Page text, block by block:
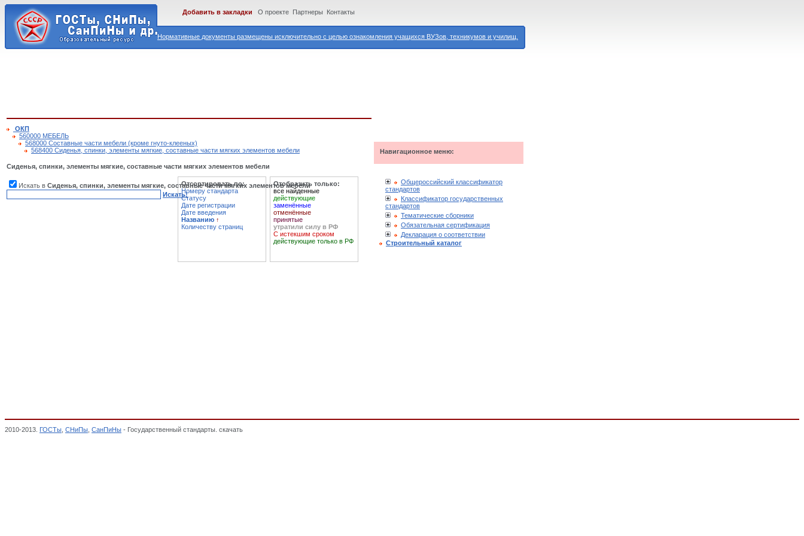
Нормативные документы размещены исключительно с целью ознакомления учащихся ВУЗов, техникумов и училищ.
Добавить в закладки О проекте Партнеры Контакты
ОКП
560000 МЕБЕЛЬ
568000 Составные части мебели (кроме гнуто-клееных)
568400 Сиденья, спинки, элементы мягкие, составные части мягких элементов мебели
Сиденья, спинки, элементы мягкие, составные части мягких элементов мебели
Искать в Сиденья, спинки, элементы мягкие, составные части мягких элементов мебели
Искать!
Отсортировать по:
Номеру стандарта
Статусу
Дате регистрации
Дате введения
Названию ↑
Количеству страниц
Отобразить только:
все найденные
действующие
заменённые
отменённые
принятые
утратили силу в РФ
С истекшим сроком
действующие только в РФ
Навигационное меню:
Общероссийский классификатор
стандартов
Классификатор государственных
стандартов
Тематические сборники
Обязательная сертификация
Декларация о соответствии
Строительный каталог
2010-2013. ГОСТы СНиПы СанПиНы - Государственный стандарты. скачать